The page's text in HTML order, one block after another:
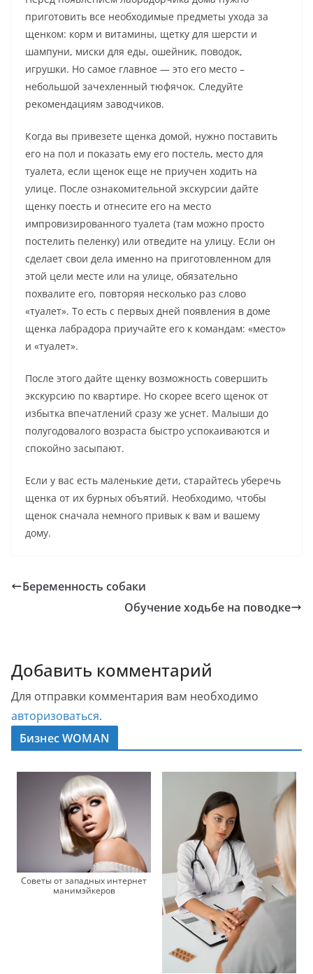
приготовить все необходимые предметы ухода за
щенком: корм и витамины, щетку для шерсти и
шампуни, миски для еды, ошейник, поводок,
игрушки. Но самое главное — это его место –
небольшой зачехленный тюфячок. Следуйте
рекомендациям заводчиков.
Когда вы привезете щенка домой, нужно поставить
его на пол и показать ему его постель, место для
туалета, если щенок еще не приучен ходить на
улице. После ознакомительной экскурсии дайте
щенку поесть и отнесите его на место
импровизированного туалета (там можно просто
постелить пеленку) или отведите на улицу. Если он
сделает свои дела именно на приготовленном для
этой цели месте или на улице, обязательно
похвалите его, повторяя несколько раз слово
«туалет». То есть с первых дней появления в доме
щенка лабрадора приучайте его к командам: «место»
и «туалет».
После этого дайте щенку возможность совершить
экскурсию по квартире. Но скорее всего щенок от
избытка впечатлений сразу же уснет. Малыши до
полугодовалого возраста быстро успокаиваются и
спокойно засыпают.
Если у вас есть маленькие дети, старайтесь уберечь
щенка от их бурных объятий. Необходимо, чтобы
щенок сначала немного привык к вам и вашему
дому.
Беременность собаки
Обучение ходьбе на поводке
Добавить комментарий
Для отправки комментария вам необходимо
авторизоваться.
Бизнес WOMAN
Советы от западных интернет
манимэйкеров